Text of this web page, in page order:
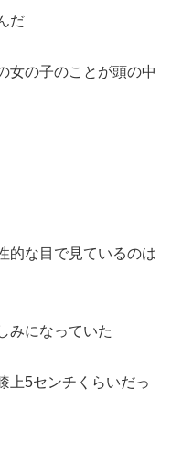
だ
女の子のことが頭の中
的な目で見ているのは
みになっていた
上5センチくらいだっ